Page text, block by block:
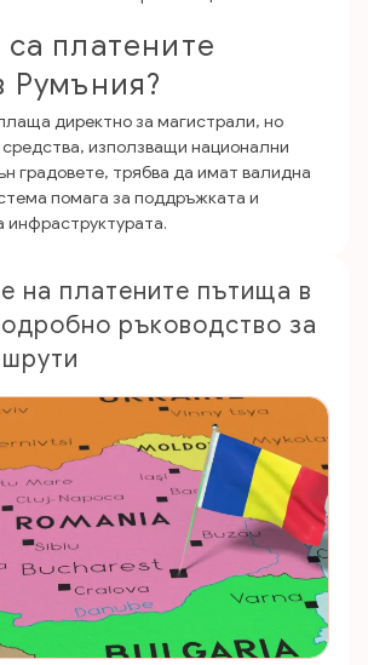
платените
Румъния?
директно за магистрали, но
средства, използващи национални
градовете, трябва да имат валидна
помага за поддръжката и
инфраструктурата.
на платените пътища в
ръководство за